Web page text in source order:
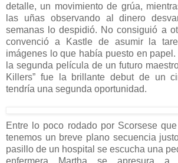
detalle, un movimiento de grúa,
las uñas observando al dinero
semanas lo despidió. No consiguió a
convenció a Kastle de asumir la
imágenes lo que había puesto en
la segunda película de un futuro
Killers” fue la brillante debut de un
tendría una segunda oportunidad.
Entre lo poco rodado por Scorsese
tenemos un breve plano secuencia
pasillo de un hospital se escucha una
enfermera Martha se apresura